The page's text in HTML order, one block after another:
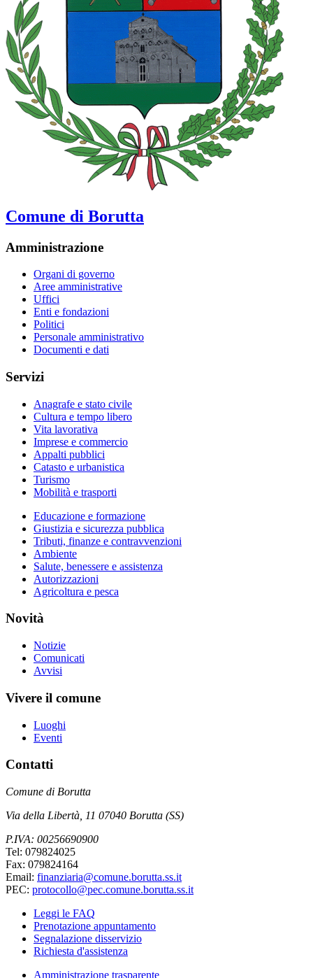
Comune di Borutta
Amministrazione
Organi di governo
Aree amministrative
Uffici
Enti e fondazioni
Politici
Personale amministrativo
Documenti e dati
Servizi
Anagrafe e stato civile
Cultura e tempo libero
Vita lavorativa
Imprese e commercio
Appalti pubblici
Catasto e urbanistica
Turismo
Mobilità e trasporti
Educazione e formazione
Giustizia e sicurezza pubblica
Tributi, finanze e contravvenzioni
Ambiente
Salute, benessere e assistenza
Autorizzazioni
Agricoltura e pesca
Novità
Notizie
Comunicati
Avvisi
Vivere il comune
Luoghi
Eventi
Contatti
Comune di Borutta
Via della Libertà, 11 07040 Borutta (SS)
P.IVA: 00256690900
Tel: 079824025
Fax: 079824164
Email: finanziaria@comune.borutta.ss.it
PEC: protocollo@pec.comune.borutta.ss.it
Leggi le FAQ
Prenotazione appuntamento
Segnalazione disservizio
Richiesta d'assistenza
Amministrazione trasparente